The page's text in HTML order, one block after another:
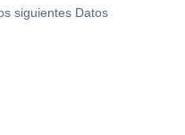
siguientes Datos